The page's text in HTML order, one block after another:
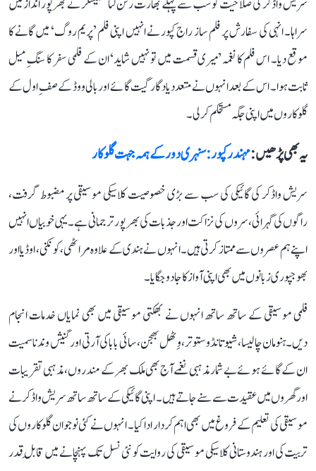
سریش واڈکر کی صلاحیت کو سب سے پہلے بھارت رتن لتا منگیشکر نے بھرپور انداز میں
سراہا۔ انہی کی سفارش پر فلم ساز راج کپور نے انہیں اپنی فلم ’پریم روگ‘ میں گانے کا
موقع دیا۔ اس فلم کا نغمہ ’میری قسمت میں تو نہیں شاید‘ ان کے فلمی سفر کا سنگِ میل
ثابت ہوا۔ اس کے بعد انہوں نے متعدد یادگار گیت گائے اور بالی ووڈ کے صفِ اول کے
گلوکاروں میں اپنی جگہ مستحکم کر لی۔
یہ بھی پڑھیں :مہندر کپور: سنہری دور کے ہمہ جہت گلوکار
سریش واڈکر کی گائیکی کی سب سے بڑی خصوصیت کلاسیکی موسیقی پر مضبوط گرفت،
راگوں کی گہرائی، سروں کی نزاکت اور جذبات کی بھرپور ترجمانی ہے۔ یہی خوبیاں انہیں
اپنے ہم عصروں سے ممتاز کرتی ہیں۔ انہوں نے ہندی کے علاوہ مراٹھی، کونکنی، اوڈیا اور
بھوجپوری زبانوں میں بھی اپنی آواز کا جادو جگایا۔
فلمی موسیقی کے ساتھ ساتھ انہوں نے بھکتی موسیقی میں بھی نمایاں خدمات انجام
دیں۔ ہنومان چالیسا، شیو تانڈو ستوتر، وِٹھل بھجن، سائی بابا کی آرتی اور گنیش وندنا سمیت
ان کے گائے ہوئے بے شمار مذہبی نغمے آج بھی ملک بھر کے مندروں، مذہبی تقریبات
اور گھروں میں عقیدت سے سنے جاتے ہیں۔ اپنی گائیکی کے ساتھ ساتھ سریش واڈکر نے
موسیقی کی تعلیم کے فروغ میں بھی اہم کردار ادا کیا۔ انہوں نے کئی نوجوان گلوکاروں کی
تربیت کی اور ہندوستانی کلاسیکی موسیقی کی روایت کو نئی نسل تک پہنچانے میں قابلِ قدر